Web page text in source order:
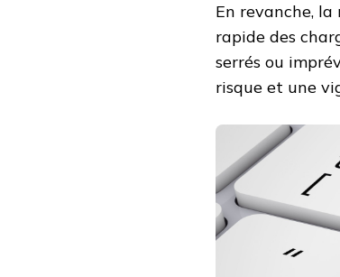
En revanche,
rapide des
serrés ou
risque et une